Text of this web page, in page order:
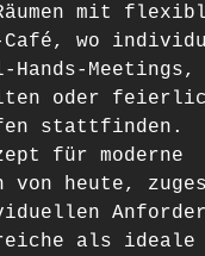
mit
Café, wo
Meetings,
oder
stattfinden.
für moderne
von heute,
als ideale